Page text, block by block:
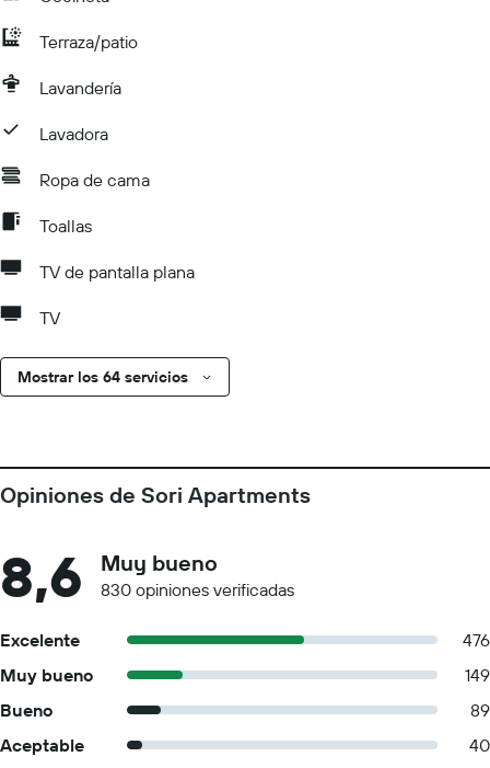
Terraza/patio
Lavandería
Lavadora
Ropa de cama
Toallas
TV de pantalla plana
TV
Mostrar los 64 servicios
Opiniones de Sori Apartments
8,6 Muy bueno
830 opiniones verificadas
Excelente
476
Muy bueno
149
Bueno
89
Aceptable
40